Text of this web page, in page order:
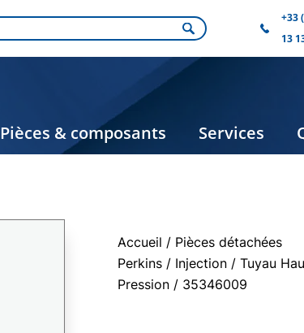
+33
13
Pièces & composants Services
Accueil / Pièces détachées
Perkins / Injection / Tuyau
Pression / 35346009